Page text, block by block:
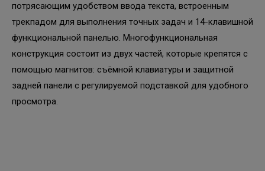
потрясающим удобством ввода текста, встроенным
трекпадом для выполнения точных задач и 14-клавишной
функциональной панелью. Многофункциональная
конструкция состоит из двух частей, которые крепятся с
помощью магнитов: съёмной клавиатуры и защитной
задней панели с регулируемой подставкой для удобного
просмотра.